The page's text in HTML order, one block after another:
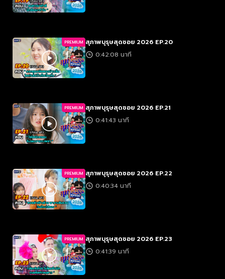
PREMIUM สุภาพบุรุษสุดซอย 2026 EP.20
0:42:08 นาที
PREMIUM สุภาพบุรุษสุดซอย 2026 EP.21
0:41:43 นาที
PREMIUM สุภาพบุรุษสุดซอย 2026 EP.22
0:40:34 นาที
PREMIUM สุภาพบุรุษสุดซอย 2026 EP.23
0:41:39 นาที